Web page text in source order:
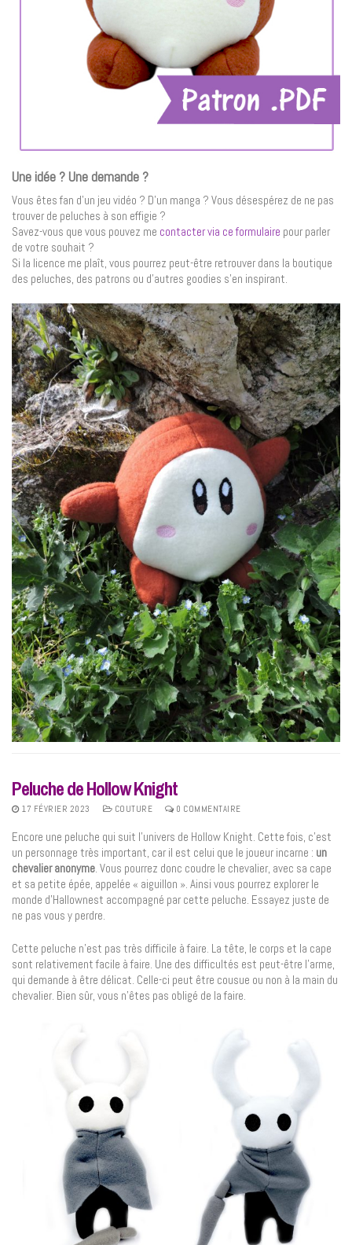
Une idée ? Une demande ?
Vous êtes fan d’un jeu vidéo ? D’un manga ? Vous désespérez de ne pas
trouver de peluches à son effigie ?
Savez-vous que vous pouvez me contacter via ce formulaire pour parler
de votre souhait ?
Si la licence me plaît, vous pourrez peut-être retrouver dans la boutique
des peluches, des patrons ou d’autres goodies s’en inspirant.
Peluche de Hollow Knight
17 FÉVRIER 2023 COUTURE 0 COMMENTAIRE
Encore une peluche qui suit l’univers de Hollow Knight. Cette fois, c’est
un personnage très important, car il est celui que le joueur incarne : un
chevalier anonyme. Vous pourrez donc coudre le chevalier, avec sa cape
et sa petite épée, appelée « aiguillon ». Ainsi vous pourrez explorer le
monde d’Hallownest accompagné par cette peluche. Essayez juste de
ne pas vous y perdre.
Cette peluche n’est pas très difficile à faire. La tête, le corps et la cape
sont relativement facile à faire. Une des difficultés est peut-être l’arme,
qui demande à être délicat. Celle-ci peut être cousue ou non à la main du
chevalier. Bien sûr, vous n’êtes pas obligé de la faire.